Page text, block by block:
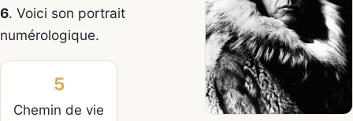
6. Voici son portrait
numérologique.
5
Chemin de vie